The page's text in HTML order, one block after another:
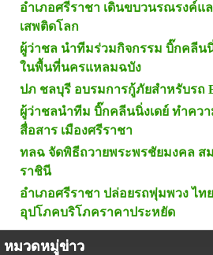
อำเภอศรีราชา เดินขบวนรณรงค์แ
เสพติดโลก
ผู้ว่าชล นำทีมร่วมกิจกรรม บิ๊กคลีน
ในพื้นที่นครแหลมฉบัง
ปภ ชลบุรี อบรมการกู้ภัยสำหรับรถ
ผู้ว่าชลนำทีม บิ๊กคลีนนิ่งเดย์ ทำควา
สื่อสาร เมืองศรีราชา
ทลฉ จัดพิธีถวายพระพรชัยมงคล สม
ราชินี
อำเภอศรีราชา ปล่อยรถพุ่มพวง ไท
อุปโภคบริโภคราคาประหยัด
หมวดหมู่ข่าว